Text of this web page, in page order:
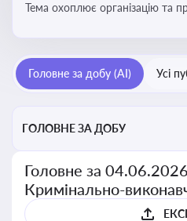
Тема охоплює організацію та
відбувають покарання
Головне за добу (AI) Усі
ГОЛОВНЕ ЗА ДОБУ
Головне за
Кримінально-